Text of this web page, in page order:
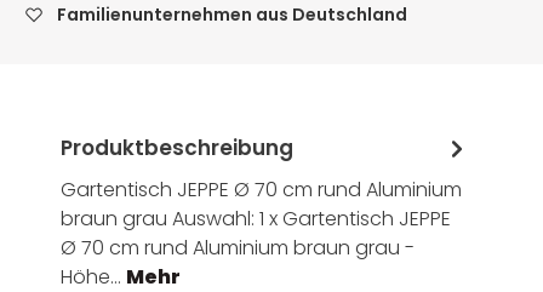
Familienunternehmen aus Deutschland
Produktbeschreibung
Gartentisch JEPPE Ø 70 cm rund Aluminium
braun grau Auswahl: 1 x Gartentisch JEPPE
Ø 70 cm rund Aluminium braun grau -
Höhe… Mehr